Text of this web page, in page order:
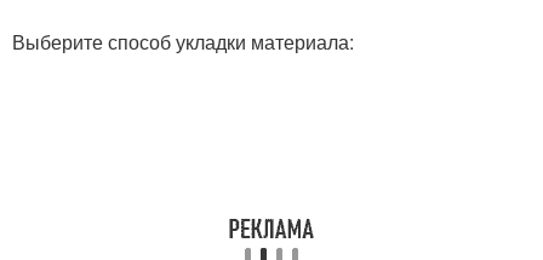
Выберите способ укладки материала: